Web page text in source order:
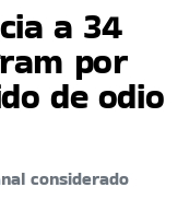
a 34
por
de odio
considerado